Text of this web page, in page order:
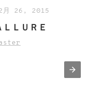
月 26, 2015
ＬＬＵＲＥ